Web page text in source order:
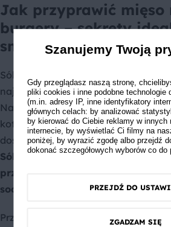
Jak przyprawić mięso
burgery – sekrety
smaku
Sól i pieprz – kiedy dodawać
najczęstszych pytań i tu zdania są
Najbezpieczniejszą metodą jest
kotletów solą i pieprzem tuż przed
dosłownie na minutę przed
Sól wyciąga wilgoć z mięsa, więc
przyprawisz za wcześnie, kotlet
soczysty.
Przyprawiaj hojnie z obu stron –
Szanujemy Twoją
Gdy przeglądasz naszą stronę,
pliki cookies i inne podobne technologie
(m.in. adresy IP, inne identyfikatory
głównych celach: by analizować
by kierować do Ciebie reklamy w innych
internecie, by wyświetlać Ci filmy na
poniżej, by wyrazić zgodę albo przejdź
dokonać szczegółowych wyborów co do
PRZEJDŹ DO
ZGADZAM SIĘ